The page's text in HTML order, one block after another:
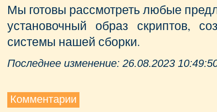
Мы готовы рассмотреть любые
установочный образ скриптов,
системы нашей сборки.
Последнее изменение: 26.08.2023
Комментарии